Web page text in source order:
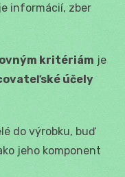
informácií, zber
kritériám je
účely
do výrobku, buď
jeho komponent